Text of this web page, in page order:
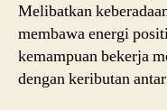
Melibatkan
membawa energi
kemampuan bekerja
dengan keributan